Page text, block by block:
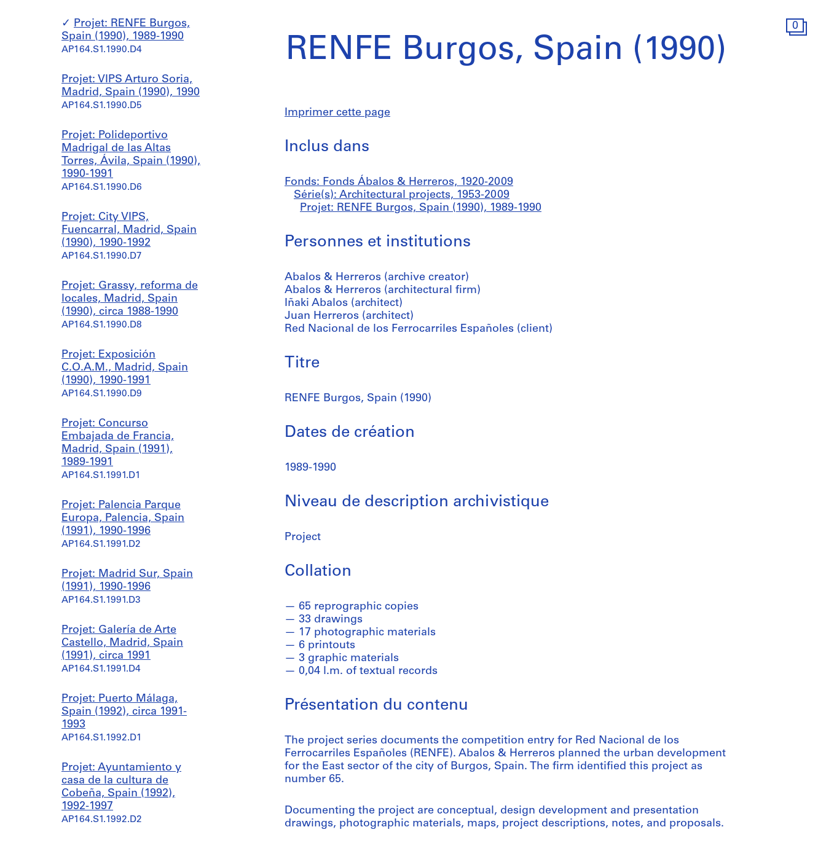
0
Projet: RENFE Burgos,
Spain (1990), 1989-1990
AP164.S1.1990.D4
Projet: VIPS Arturo Soria,
Madrid, Spain (1990), 1990
AP164.S1.1990.D5
Projet: Polideportivo
Madrigal de las Altas
Torres, Ávila, Spain (1990),
1990-1991
AP164.S1.1990.D6
Projet: City VIPS,
Fuencarral, Madrid, Spain
(1990), 1990-1992
AP164.S1.1990.D7
Projet: Grassy, reforma de
locales, Madrid, Spain
(1990), circa 1988-1990
AP164.S1.1990.D8
Projet: Exposición
C.O.A.M., Madrid, Spain
(1990), 1990-1991
AP164.S1.1990.D9
Projet: Concurso
Embajada de Francia,
Madrid, Spain (1991),
1989-1991
AP164.S1.1991.D1
Projet: Palencia Parque
Europa, Palencia, Spain
(1991), 1990-1996
AP164.S1.1991.D2
Projet: Madrid Sur, Spain
(1991), 1990-1996
AP164.S1.1991.D3
Projet: Galería de Arte
Castello, Madrid, Spain
(1991), circa 1991
AP164.S1.1991.D4
Projet: Puerto Málaga,
Spain (1992), circa 1991-
1993
AP164.S1.1992.D1
Projet: Ayuntamiento y
casa de la cultura de
Cobeña, Spain (1992),
1992-1997
AP164.S1.1992.D2
RENFE Burgos, Spain (1990)
Imprimer cette page
Inclus dans
Fonds: Fonds Ábalos & Herreros, 1920-2009
Série(s): Architectural projects, 1953-2009
Projet: RENFE Burgos, Spain (1990), 1989-1990
Personnes et institutions
Abalos & Herreros (archive creator)
Abalos & Herreros (architectural firm)
Iñaki Abalos (architect)
Juan Herreros (architect)
Red Nacional de los Ferrocarriles Españoles (client)
Titre
RENFE Burgos, Spain (1990)
Dates de création
1989-1990
Niveau de description archivistique
Project
Collation
65 reprographic copies
33 drawings
17 photographic materials
6 printouts
3 graphic materials
0,04 l.m. of textual records
Présentation du contenu
The project series documents the competition entry for Red Nacional de los
Ferrocarriles Españoles (RENFE). Abalos & Herreros planned the urban development
for the East sector of the city of Burgos, Spain. The firm identified this project as
number 65.
Documenting the project are conceptual, design development and presentation
drawings, photographic materials, maps, project descriptions, notes, and proposals.